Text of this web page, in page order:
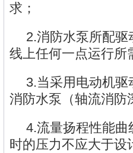
求；
2.消防水泵所配
线上任何一点运行所
3.当采用电动机
消防水泵（轴流消防
4.流量扬程性能
时的压力不应大于设